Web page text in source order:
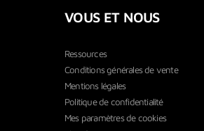
VOUS ET NOUS
Ressources
Conditions générales de vente
Mentions légales
Politique de confidentialité
Mes paramètres de cookies